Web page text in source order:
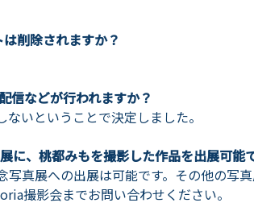
削除されますか？
信などが行われますか？
いということで決定しました。
に、桃都みもを撮影した作品を出展可能
真展への出展は可能です。その他の写
撮影会までお問い合わせください。